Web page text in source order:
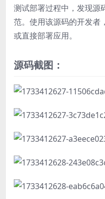
测试部署过程中，发现源
范。使用该源码的开发者
或直接部署应用。
源码截图：